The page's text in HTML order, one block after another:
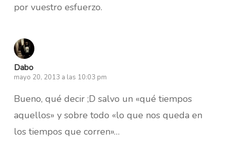
por vuestro esfuerzo.
Dabo
mayo 20, 2013 a las 10:03 pm
Bueno, qué decir ;D salvo un «qué tiempos
aquellos» y sobre todo «lo que nos queda en
los tiempos que corren»…